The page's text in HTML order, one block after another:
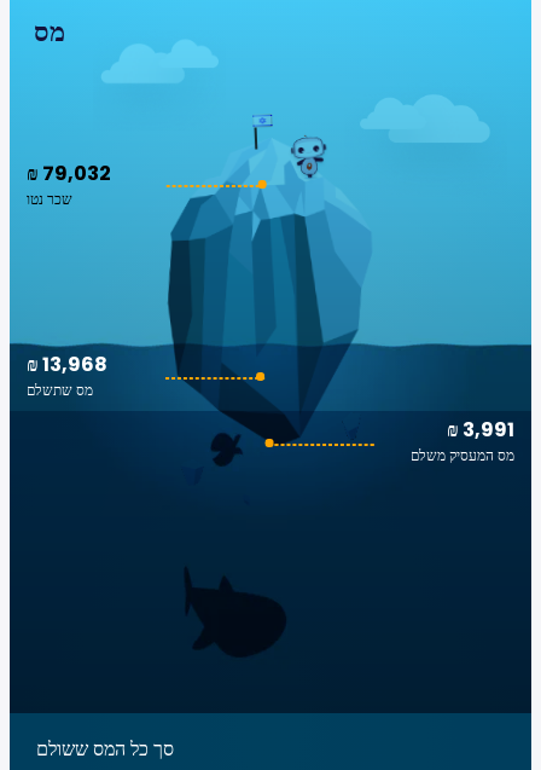
מס
₪ 79,032
שכר נטו
₪ 3,991
מס המעסיק משלם
₪ 13,968
מס שתשלם
סך כל המס ששולם